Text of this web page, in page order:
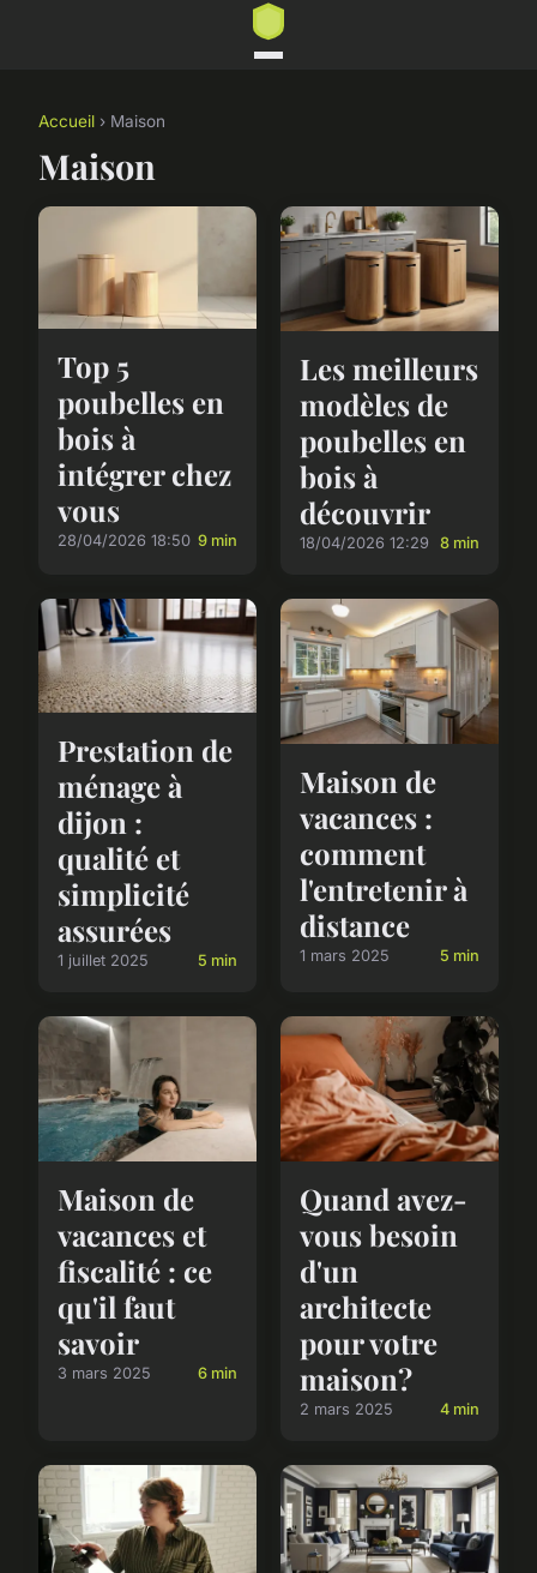
Accueil › Maison
Maison
Top 5
poubelles en
bois à
intégrer chez
vous
28/04/2026 18:50 9 min
Les meilleurs
modèles de
poubelles en
bois à
découvrir
18/04/2026 12:29 8 min
Prestation de
ménage à
dijon :
qualité et
simplicité
assurées
1 juillet 2025 5 min
Maison de
vacances :
comment
l'entretenir à
distance
1 mars 2025 5 min
Maison de
vacances et
fiscalité : ce
qu'il faut
savoir
3 mars 2025 6 min
Quand avez-
vous besoin
d'un
architecte
pour votre
maison?
2 mars 2025 4 min